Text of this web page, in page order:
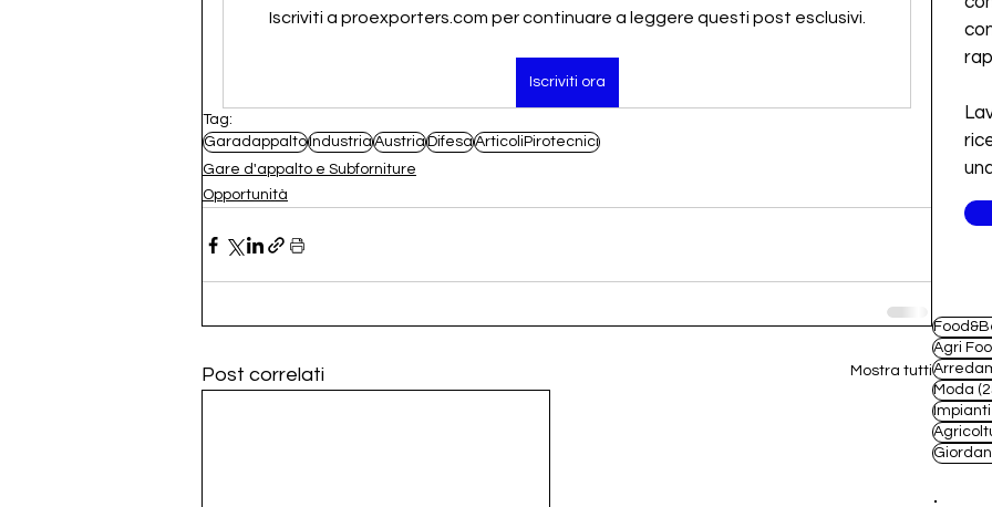
Iscriviti a proexporters.com per continuare a leggere questi post esclusivi.
Iscriviti ora
Tag:
GaradappaltoIndustriaAustriaDifesaArticoliPirotecnici
Gare d'appalto e Subforniture
Opportunità
Post correlati Mostra tutti
Agri
Moda
Impianti